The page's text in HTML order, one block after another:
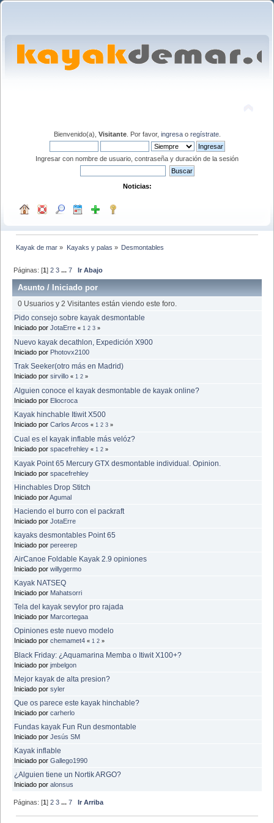
Bienvenido(a), Visitante. Por favor, ingresao regístrate.
Ingresar con nombre de usuario, contraseña y duración de la sesión
Noticias:
Kayak de mar » Kayaks y palas » Desmontables
Páginas: [1]2 3 ...7 Ir Abajo
Asunto / Iniciado por
0 Usuarios y 2 Visitantes están viendo este foro.
Pido consejo sobre kayak desmontable
Iniciado por JotaErre « 1 2 3 »
Nuevo kayak decathlon, Expedición X900
Iniciado por Photovx2100
Trak Seeker(otro más en Madrid)
Iniciado por sirvillo « 1 2 »
Alguien conoce el kayak desmontable de kayak online?
Iniciado por Eliocroca
Kayak hinchable Itiwit X500
Iniciado por Carlos Arcos « 1 2 3 »
Cual es el kayak inflable más velóz?
Iniciado por spacefrehley « 1 2 »
Kayak Point 65 Mercury GTX desmontable individual. Opinion.
Iniciado por spacefrehley
Hinchables Drop Stitch
Iniciado porAgumal
Haciendo el burro con el packraft
Iniciado por JotaErre
kayaks desmontables Point 65
Iniciado por pereerep
AirCanoe Foldable Kayak 2.9 opiniones
Iniciado por willygermo
Kayak NATSEQ
Iniciado por Mahatsorri
Tela del kayak sevylor pro rajada
Iniciado por Marcortegaa
Opiniones este nuevo modelo
Iniciado por chemamet4 « 1 2 »
Black Friday: ¿Aquamarina Memba o Itiwit X100+?
Iniciado por jmbelgon
Mejor kayak de alta presion?
Iniciado por syler
Que os parece este kayak hinchable?
Iniciado por carherlo
Fundas kayak Fun Run desmontable
Iniciado por Jesús SM
Kayak inflable
Iniciado por Gallego1990
¿Alguien tiene un Nortik ARGO?
Iniciado por alonsus
Páginas: [1]2 3 ...7 Ir Arriba